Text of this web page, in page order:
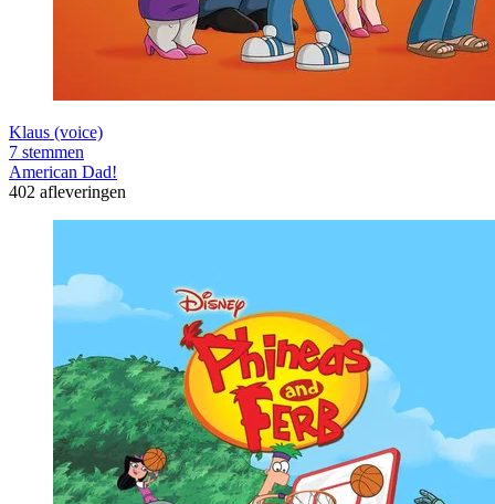
Klaus (voice)
7 stemmen
American Dad!
402 afleveringen